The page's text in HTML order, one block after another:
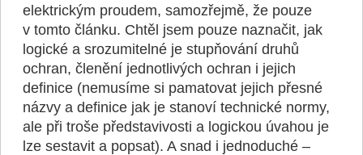
elektrickým proudem, samozřejmě, že pouze
v tomto článku. Chtěl jsem pouze naznačit, jak
logické a srozumitelné je stupňování druhů
ochran, členění jednotlivých ochran i jejich
definice (nemusíme si pamatovat jejich přesné
názvy a definice jak je stanoví technické normy,
ale při troše představivosti a logickou úvahou je
lze sestavit a popsat). A snad i jednoduché –